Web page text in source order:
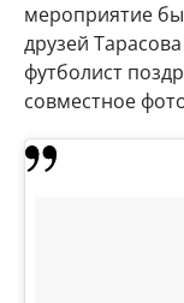
мероприятие
друзей
футболист
совместное